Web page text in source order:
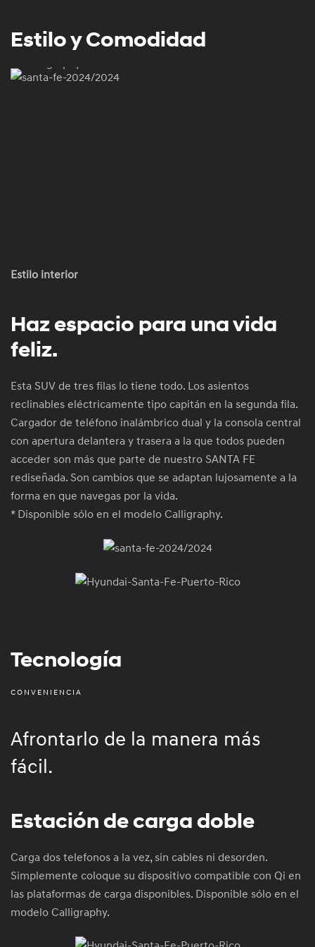
Estilo y Comodidad
en el modelo
Estilo interior
Haz espacio para una vida
feliz.
Esta SUV de tres filas lo tiene todo. Los asientos
reclinables eléctricamente tipo capitán en la segunda fila.
Cargador de teléfono inalámbrico dual y la consola central
con apertura delantera y trasera a la que todos pueden
acceder son más que parte de nuestro SANTA FE
rediseñada. Son cambios que se adaptan lujosamente a la
forma en que navegas por la vida.
* Disponible sólo en el modelo Calligraphy.
Tecnología
CONVENIENCIA
Afrontarlo de la manera más
fácil.
Estación de carga doble
Carga dos telefonos a la vez, sin cables ni desorden.
Simplemente coloque su dispositivo compatible con Qi en
las plataformas de carga disponibles. Disponible sólo en el
modelo Calligraphy.